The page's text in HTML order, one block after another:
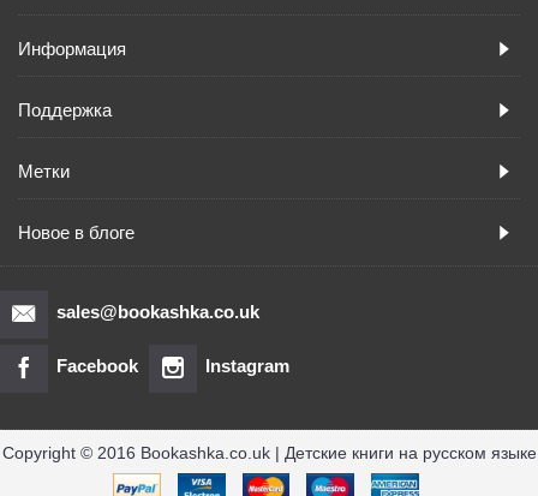
Информация
Поддержка
Метки
Новое в блоге
sales@bookashka.co.uk
Facebook Instagram
Copyright © 2016 Bookashka.co.uk | Детские книги на русском языке